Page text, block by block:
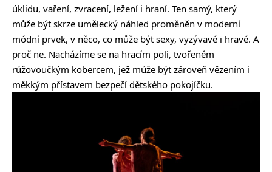
úklidu, vaření, zvracení, ležení i hraní. Ten samý, který
může být skrze umělecký náhled proměněn v moderní
módní prvek, v něco, co může být sexy, vyzývavé i hravé. A
proč ne. Nacházíme se na hracím poli, tvořeném
růžovoučkým kobercem, jež může být zároveň vězením i
měkkým přístavem bezpečí dětského pokojíčku.